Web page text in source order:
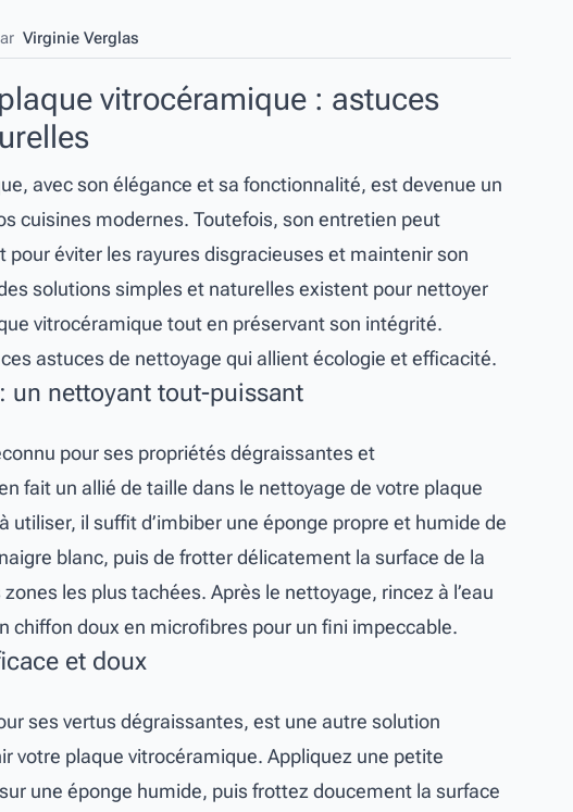
Virginie Verglas
vitrocéramique : astuces
avec son élégance et sa fonctionnalité, est devenue un
cuisines modernes. Toutefois, son entretien peut
pour éviter les rayures disgracieuses et maintenir son
solutions simples et naturelles existent pour nettoyer
vitrocéramique tout en préservant son intégrité.
astuces de nettoyage qui allient écologie et efficacité.
un nettoyant tout-puissant
pour ses propriétés dégraissantes et
fait un allié de taille dans le nettoyage de votre plaque
utiliser, il suffit d’imbiber une éponge propre et humide de
blanc, puis de frotter délicatement la surface de la
les plus tachées. Après le nettoyage, rincez à l’eau
chiffon doux en microfibres pour un fini impeccable.
et doux
ses vertus dégraissantes, est une autre solution
votre plaque vitrocéramique. Appliquez une petite
une éponge humide, puis frottez doucement la surface